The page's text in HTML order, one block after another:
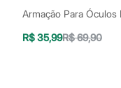
Rasteirinhas
Sandálias
Sapatilhas
Tênis
R$ 35,99R$ 69,90